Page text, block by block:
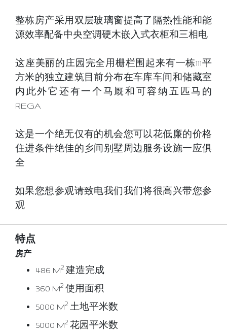
整栋房产采用双层玻璃窗提高了隔热性能和能
源效率配备中央空调硬木嵌入式衣柜和三相电
这座美丽的庄园完全用栅栏围起来有一栋111平
方米的独立建筑目前分布在车库车间和储藏室
内此外它还有一个马厩和可容纳五匹马的
REGA
这是一个绝无仅有的机会您可以花低廉的价格
住进条件绝佳的乡间别墅周边服务设施一应俱
全
如果您想参观请致电我们我们将很高兴带您参
观
特点
房产
486 M2 建造完成
360 M2 使用面积
5000 M2 土地平米数
5000 M2 花园平米数